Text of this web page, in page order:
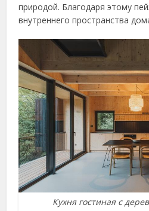
природой. Благодаря этому
внутреннего пространства
Кухня гостиная с